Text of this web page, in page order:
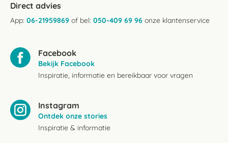
Direct advies
App: 06-21959869 of bel: 050-409 69 96 onze klantenservice
Facebook
Bekijk Facebook
Inspiratie, informatie en bereikbaar voor vragen
Instagram
Ontdek onze stories
Inspiratie & informatie